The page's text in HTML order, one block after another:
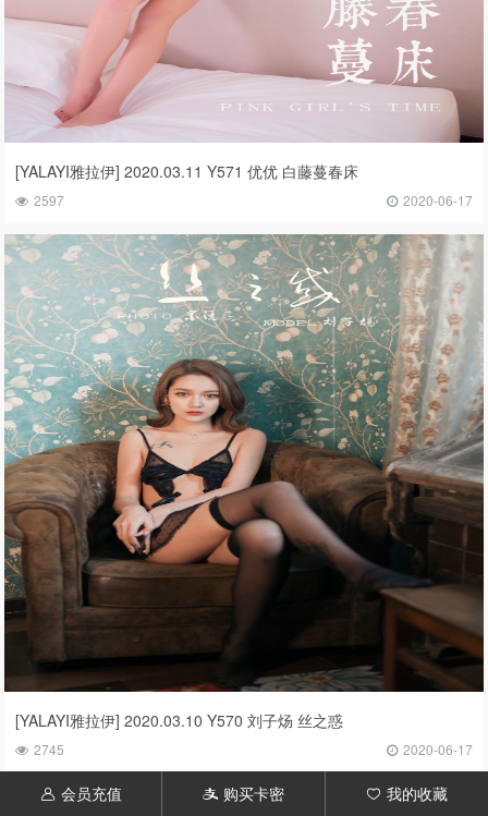
[YALAYI雅拉伊] 2020.03.11 Y571 优优 白藤蔓春床
2597 2020-06-17
[YALAYI雅拉伊] 2020.03.10 Y570 刘子炀 丝之惑
2745 2020-06-17
󦃱 会员充值 󦇱 购买卡密 󦆁 我的收藏